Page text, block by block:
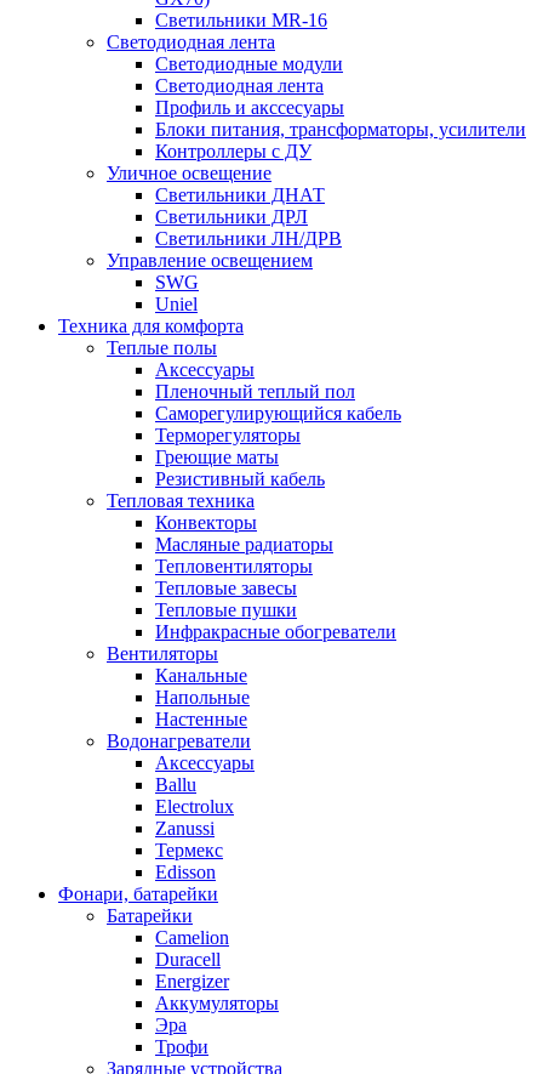
Светильники MR-16
Светодиодная лента
Светодиодные модули
Светодиодная лента
Профиль и акссесуары
Блоки питания, трансформаторы, усилители
Контроллеры с ДУ
Уличное освещение
Светильники ДНАТ
Светильники ДРЛ
Светильники ЛН/ДРВ
Управление освещением
SWG
Uniel
Техника для комфорта
Теплые полы
Аксессуары
Пленочный теплый пол
Саморегулирующийся кабель
Терморегуляторы
Греющие маты
Резистивный кабель
Тепловая техника
Конвекторы
Масляные радиаторы
Тепловентиляторы
Тепловые завесы
Тепловые пушки
Инфракрасные обогреватели
Вентиляторы
Канальные
Напольные
Настенные
Водонагреватели
Аксессуары
Ballu
Electrolux
Zanussi
Термекс
Edisson
Фонари, батарейки
Батарейки
Camelion
Duracell
Energizer
Аккумуляторы
Эра
Трофи
Зарядные устройства